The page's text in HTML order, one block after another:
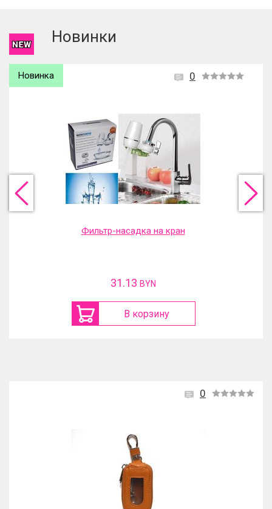
Новинки
0
Новинка
Фильтр-насадка на кран
31.13 BYN
В корзину
0